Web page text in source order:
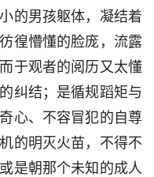
的男孩躯体，凝结着
徨懵懂的脸庞，流露
于观者的阅历又太懂
纠结；是循规蹈矩与
心、不容冒犯的自尊
的明灭火苗，不得不
是朝那个未知的成人